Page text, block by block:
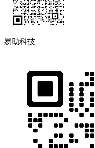
易助科技